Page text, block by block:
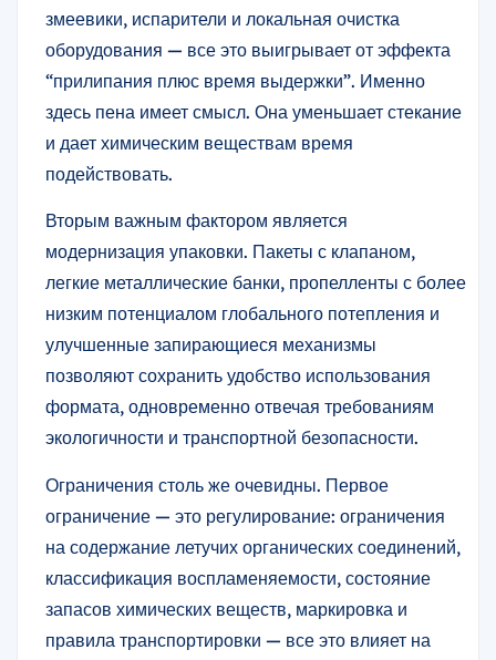
змеевики, испарители и локальная очистка
оборудования — все это выигрывает от эффекта
“прилипания плюс время выдержки”. Именно
здесь пена имеет смысл. Она уменьшает стекание
и дает химическим веществам время
подействовать.
Вторым важным фактором является
модернизация упаковки. Пакеты с клапаном,
легкие металлические банки, пропелленты с более
низким потенциалом глобального потепления и
улучшенные запирающиеся механизмы
позволяют сохранить удобство использования
формата, одновременно отвечая требованиям
экологичности и транспортной безопасности.
Ограничения столь же очевидны. Первое
ограничение — это регулирование: ограничения
на содержание летучих органических соединений,
классификация воспламеняемости, состояние
запасов химических веществ, маркировка и
правила транспортировки — все это влияет на